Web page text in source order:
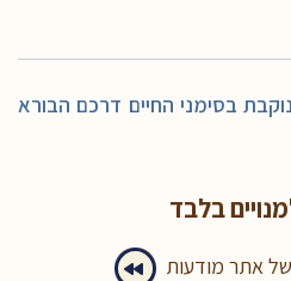
בסימני החיים דרכם הבורא
בלבד
של אתר מודעות